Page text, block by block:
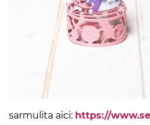
sarmulita aici: https://